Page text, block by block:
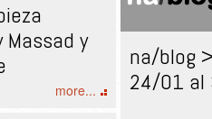
Massad y
more...
na/blog
24/01